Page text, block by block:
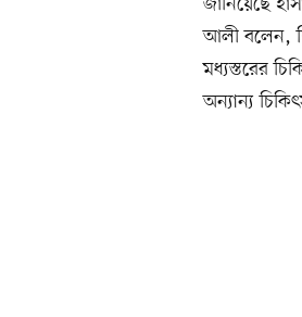
আলী বলেন,
মধ্যস্তরের
অন্যান্য